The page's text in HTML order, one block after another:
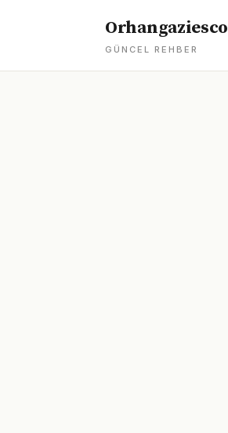
Orhangaziesco
GÜNCEL REHBER